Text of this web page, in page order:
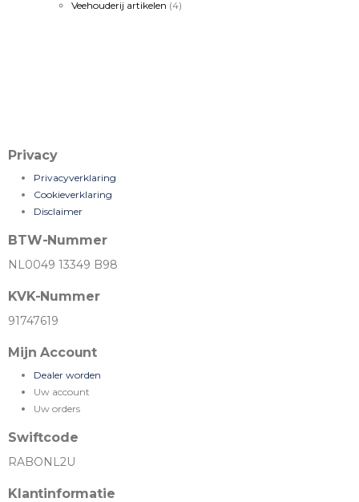
Veehouderij artikelen (4)
Privacy
Privacyverklaring
Cookieverklaring
Disclaimer
BTW-Nummer
NL0049 13349 B98
KVK-Nummer
91747619
Mijn Account
Dealer worden
Uw account
Uw orders
Swiftcode
RABONL2U
Klantinformatie